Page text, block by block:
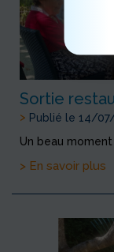
Sortie
> Publié le 14/
Un beau
> En savoir plus